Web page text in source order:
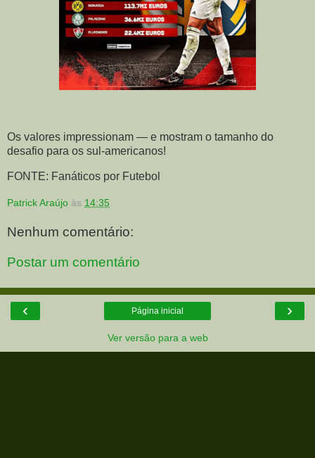
Os valores impressionam — e mostram o tamanho do
desafio para os sul-americanos!
FONTE: Fanáticos por Futebol
Patrick Araújo às 14:35
Nenhum comentário:
Postar um comentário
‹ ›
Página inicial
Ver versão para a web